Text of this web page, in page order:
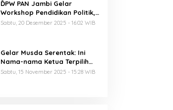
ĎPW PAN Jambi Gelar
Workshop Pendidikan Politik,
Al Haris Ajak Kader Perkuat
Sabtu, 20 Desember 2025 - 16:02 WIB
Gelar Musda Serentak: Ini
Nama-nama Ketua Terpilih
DPD PAN di Jambi
Sabtu, 15 November 2025 - 15:28 WIB